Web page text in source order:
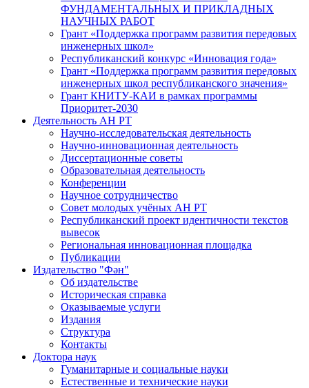
ФУНДАМЕНТАЛЬНЫХ И ПРИКЛАДНЫХ
НАУЧНЫХ РАБОТ
Грант «Поддержка программ развития передовых
инженерных школ»
Республиканский конкурс «Инновация года»
Грант «Поддержка программ развития передовых
инженерных школ республиканского значения»
Грант КНИТУ-КАИ в рамках программы
Приоритет-2030
Деятельность АН РТ
Научно-исследовательская деятельность
Научно-инновационная деятельность
Диссертационные советы
Образовательная деятельность
Конференции
Научное сотрудничество
Совет молодых учёных АН РТ
Республиканский проект идентичности текстов
вывесок
Региональная инновационная площадка
Публикации
Издательство "Фән"
Об издательстве
Историческая справка
Оказываемые услуги
Издания
Структура
Контакты
Доктора наук
Гуманитарные и социальные науки
Естественные и технические науки